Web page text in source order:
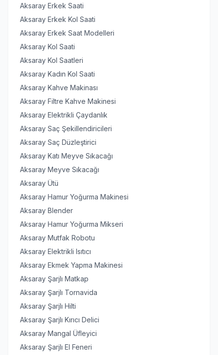
Aksaray Erkek Saati
Aksaray Erkek Kol Saati
Aksaray Erkek Saat Modelleri
Aksaray Kol Saati
Aksaray Kol Saatleri
Aksaray Kadın Kol Saati
Aksaray Kahve Makinası
Aksaray Filtre Kahve Makinesi
Aksaray Elektrikli Çaydanlık
Aksaray Saç Şekillendiricileri
Aksaray Saç Düzleştirici
Aksaray Katı Meyve Sıkacağı
Aksaray Meyve Sıkacağı
Aksaray Ütü
Aksaray Hamur Yoğurma Makinesi
Aksaray Blender
Aksaray Hamur Yoğurma Mikseri
Aksaray Mutfak Robotu
Aksaray Elektrikli Isıtıcı
Aksaray Ekmek Yapma Makinesi
Aksaray Şarjlı Matkap
Aksaray Şarjlı Tornavida
Aksaray Şarjlı Hilti
Aksaray Şarjlı Kırıcı Delici
Aksaray Mangal Üfleyici
Aksaray Şarjlı El Feneri